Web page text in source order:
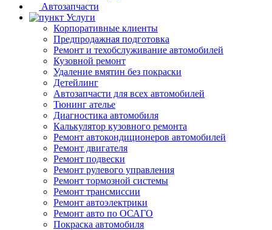
Автозапчасти
Услуги
Корпоративные клиенты
Предпродажная подготовка
Ремонт и техобслуживание автомобилей
Кузовной ремонт
Удаление вмятин без покраски
Детейлинг
Автозапчасти для всех автомобилей
Тюнинг ателье
Диагностика автомобиля
Калькулятор кузовного ремонта
Ремонт автокондиционеров автомобилей
Ремонт двигателя
Ремонт подвески
Ремонт рулевого управления
Ремонт тормозной системы
Ремонт трансмиссии
Ремонт автоэлектрики
Ремонт авто по ОСАГО
Покраска автомобиля